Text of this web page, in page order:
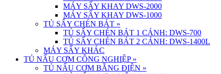
MÁY SẤY KHAY DWS-2000
MÁY SẤY KHAY DWS-1000
TỦ SẤY CHÉN BÁT »
TỦ SẤY CHÉN BÁT 1 CÁNH: DWS-700
TỦ SẤY CHÉN BÁT 2 CÁNH: DWS-1400L
MÁY SẤY KHÁC
TỦ NẤU CƠM CÔNG NGHIỆP »
TỦ NẤU CƠM BẰNG ĐIỆN »